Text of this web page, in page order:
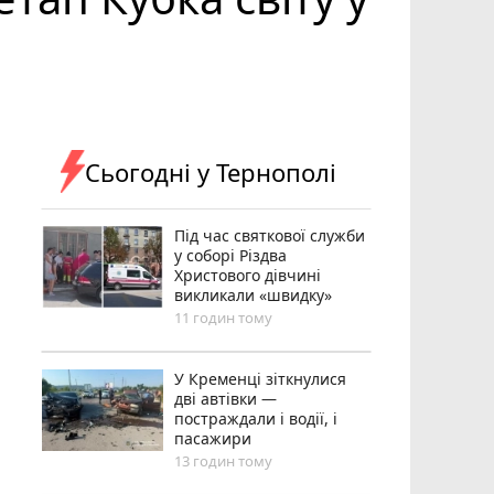
Сьогодні у Тернополі
Під час святкової служби
у соборі Різдва
Христового дівчині
викликали «швидку»
11 годин тому
У Кременці зіткнулися
дві автівки —
постраждали і водії, і
пасажири
13 годин тому